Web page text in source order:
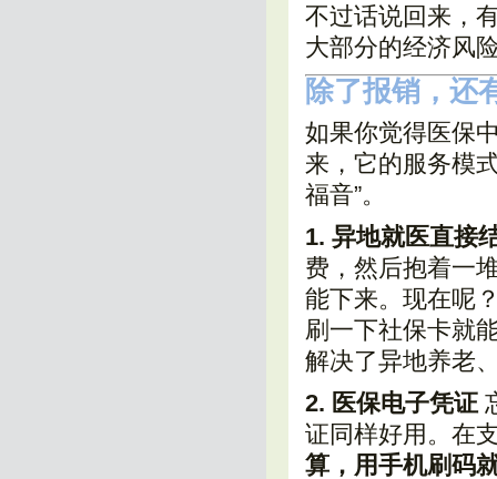
不过话说回来，
大部分的经济风
除了报销，还
如果你觉得医保
来，它的服务模
福音”。
1. 异地就医直接
费，然后抱着一
能下来。现在呢
刷一下社保卡就
解决了异地养老
2. 医保电子凭证
证同样好用。在
算，用手机刷码